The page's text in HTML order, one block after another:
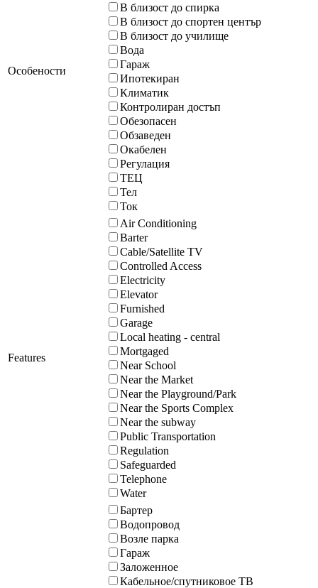
Особености
В близост до спирка
В близост до спортен център
В близост до училище
Вода
Гараж
Ипотекиран
Климатик
Контролиран достъп
Обезопасен
Обзаведен
Окабелен
Регулация
ТЕЦ
Тел
Ток
Features
Air Conditioning
Barter
Cable/Satellite TV
Controlled Access
Electricity
Elevator
Furnished
Garage
Local heating - central
Mortgaged
Near School
Near the Market
Near the Playground/Park
Near the Sports Complex
Near the subway
Public Transportation
Regulation
Safeguarded
Telephone
Water
Бартер
Водопровод
Возле парка
Гараж
Заложенное
Кабельное/спутниковое ТВ